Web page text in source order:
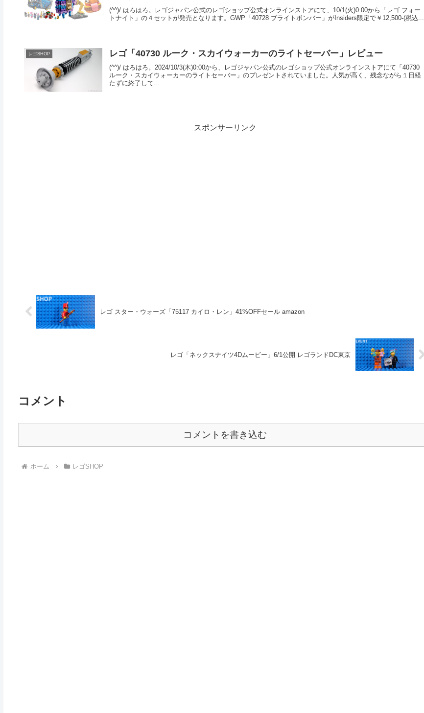
(^^)/ はろはろ。レゴジャパン公式のレゴショップ公式オンラインストアにて、10/1(火)0:00から「レゴ フォー
トナイト」の４セットが発売となります。GWP「40728 ブライトボンバー」がInsiders限定で￥12,500-(税込...
レゴSHOP レゴ「40730 ルーク・スカイウォーカーのライトセーバー」レビュー
(^^)/ はろはろ。2024/10/3(木)0:00から、レゴジャパン公式のレゴショップ公式オンラインストアにて「40730
ルーク・スカイウォーカーのライトセーバー」のプレゼントされていました。人気が高く、残念ながら１日経
たずに終了して...
スポンサーリンク
レゴ スター・ウォーズ「75117 カイロ・レン」41%OFFセール amazon
レゴ「ネックスナイツ4Dムービー」6/1公開 レゴランドDC東京
コメント
コメントを書き込む
ホーム レゴSHOP